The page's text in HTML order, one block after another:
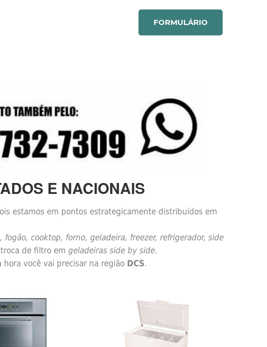
FORMULÁRIO
E NACIONAIS
estamos em pontos estrategicamente distribuídos em
cooktop, forno, geladeira, freezer, refrigerador, side
de filtro em geladeiras side by side.
hora você vai precisar na região DCS.